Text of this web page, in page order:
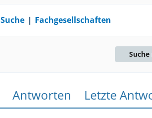
Suche❘ Fachgesellschaften
Suche
Antworten
Letzte